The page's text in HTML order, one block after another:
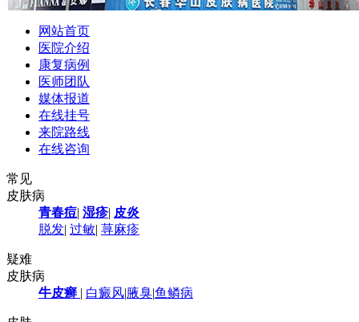
网站首页
医院介绍
康复病例
医师团队
媒体报道
在线挂号
来院路线
在线咨询
常见
皮肤病
青春痘| 湿疹| 皮炎
脱发| 过敏| 荨麻疹
疑难
皮肤病
牛皮癣 | 白癜风|腋臭|鱼鳞病